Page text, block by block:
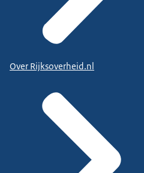
Over Rijksoverheid.nl